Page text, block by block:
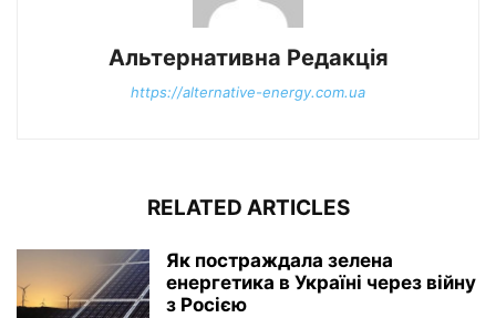
Альтернативна Редакція
https://alternative-energy.com.ua
RELATED ARTICLES
Як постраждала зелена
енергетика в Україні через війну
з Росією